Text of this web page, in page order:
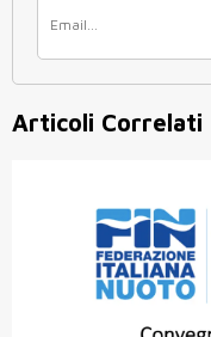
Articoli Correlati